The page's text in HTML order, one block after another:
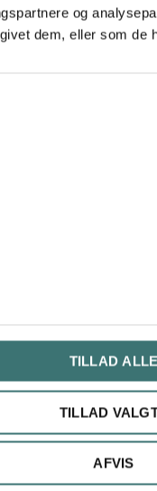
og
dem, eller som de
TILLAD
TILLAD
AFVIS
udover Viborg